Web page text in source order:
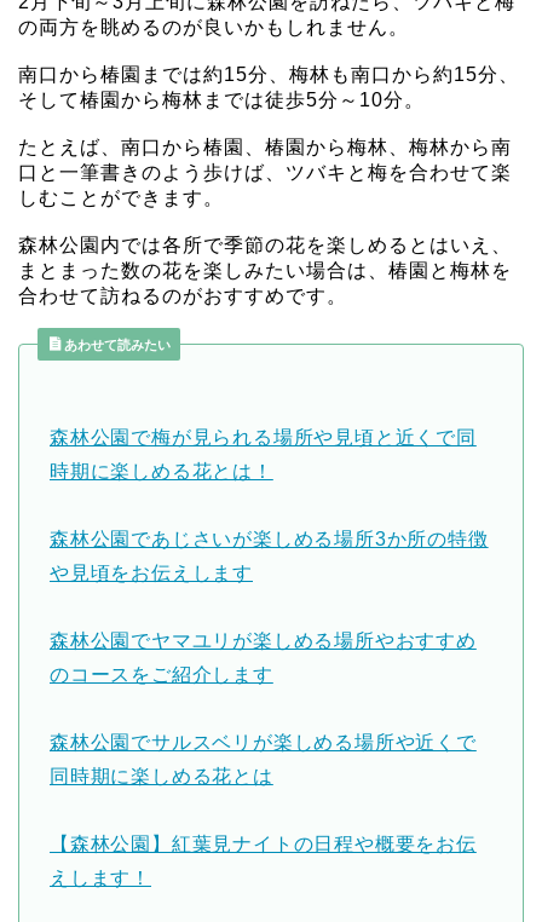
の両方を眺めるのが良いかもしれません。
南口から椿園までは約15分、梅林も南口から約15分、
そして椿園から梅林までは徒歩5分～10分。
たとえば、南口から椿園、椿園から梅林、梅林から南
口と一筆書きのよう歩けば、ツバキと梅を合わせて楽
しむことができます。
森林公園内では各所で季節の花を楽しめるとはいえ、
まとまった数の花を楽しみたい場合は、椿園と梅林を
合わせて訪ねるのがおすすめです。
あわせて読みたい
森林公園で梅が見られる場所や見頃と近くで同
時期に楽しめる花とは！
森林公園であじさいが楽しめる場所3か所の特徴
や見頃をお伝えします
森林公園でヤマユリが楽しめる場所やおすすめ
のコースをご紹介します
森林公園でサルスベリが楽しめる場所や近くで
同時期に楽しめる花とは
【森林公園】紅葉見ナイトの日程や概要をお伝
えします！